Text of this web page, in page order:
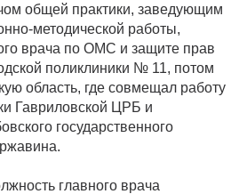
общей практики, заведующим
методической работы,
врача по ОМС и защите прав
поликлиники № 11, потом
область, где совмещал работу
Гавриловской ЦРБ и
государственного
главного врача